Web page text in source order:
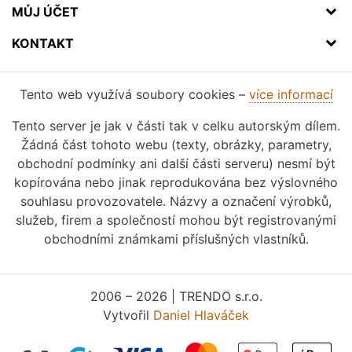
MŮJ ÚČET
KONTAKT
Tento web využívá soubory cookies – více informací
Tento server je jak v části tak v celku autorským dílem.
Žádná část tohoto webu (texty, obrázky, parametry,
obchodní podmínky ani další části serveru) nesmí být
kopírována nebo jinak reprodukována bez výslovného
souhlasu provozovatele. Názvy a označení výrobků,
služeb, firem a společností mohou být registrovanými
obchodními známkami příslušných vlastníků.
2006 – 2026 | TRENDO s.r.o.
Vytvořil Daniel Hlaváček